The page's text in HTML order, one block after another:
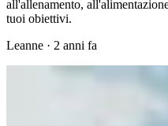
all'allenamento,
tuoi obiettivi.
Leanne · 2 anni fa